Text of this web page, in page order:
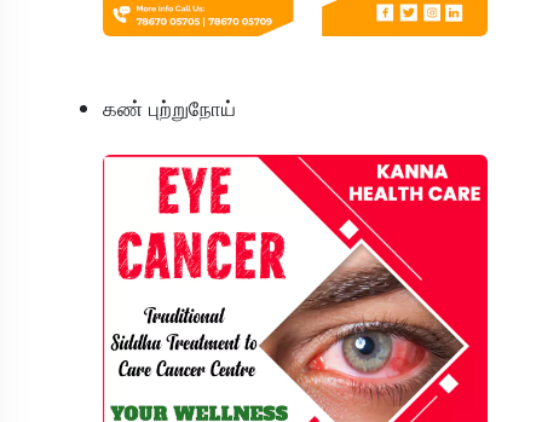
கண் புற்றுநோய்